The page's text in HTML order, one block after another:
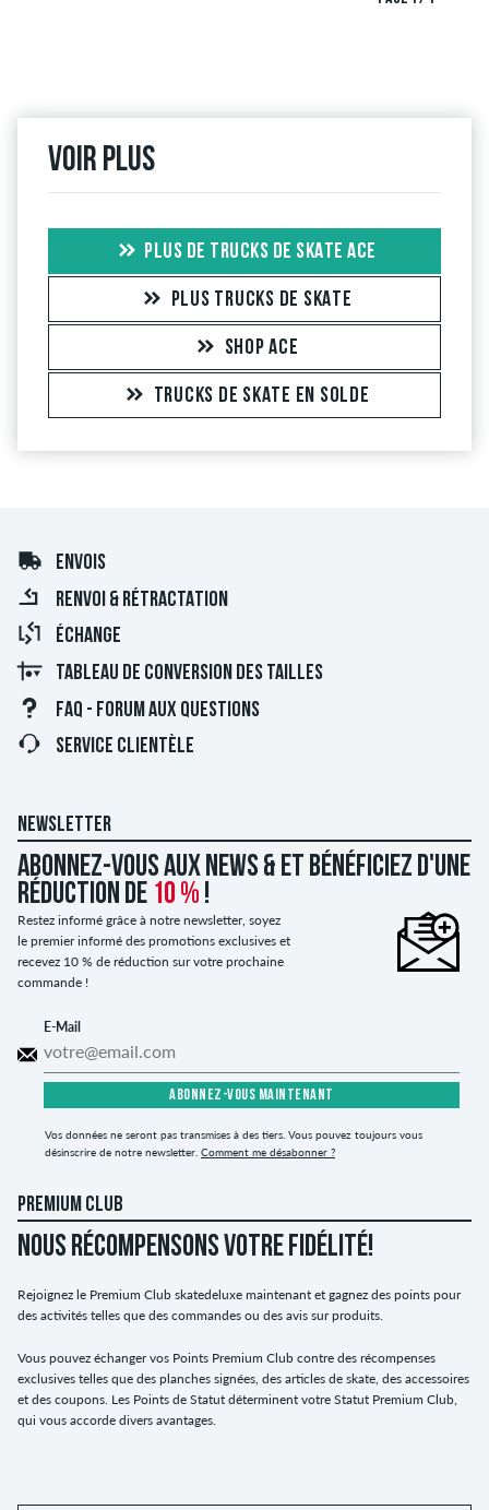
Voir plus
PLUS DE TRUCKS DE SKATE ACE
PLUS TRUCKS DE SKATE
SHOP ACE
TRUCKS DE SKATE EN SOLDE
ENVOIS
RENVOI & RÉTRACTATION
ÉCHANGE
TABLEAU DE CONVERSION DES TAILLES
FAQ - FORUM AUX QUESTIONS
SERVICE CLIENTÈLE
NEWSLETTER
Abonnez-vous aux news & et bénéficiez d'une
réduction de 10 % !
Restez informé grâce à notre newsletter, soyez
le premier informé des promotions exclusives et
recevez 10 % de réduction sur votre prochaine
commande !
E-Mail
ABONNEZ-VOUS MAINTENANT
Vos données ne seront pas transmises à des tiers. Vous pouvez toujours vous
désinscrire de notre newsletter. Comment me désabonner ?
PREMIUM CLUB
NOUS RÉCOMPENSONS VOTRE FIDÉLITÉ!
Rejoignez le Premium Club skatedeluxe maintenant et gagnez des points pour
des activités telles que des commandes ou des avis sur produits.
Vous pouvez échanger vos Points Premium Club contre des récompenses
exclusives telles que des planches signées, des articles de skate, des accessoires
et des coupons. Les Points de Statut déterminent votre Statut Premium Club,
qui vous accorde divers avantages.